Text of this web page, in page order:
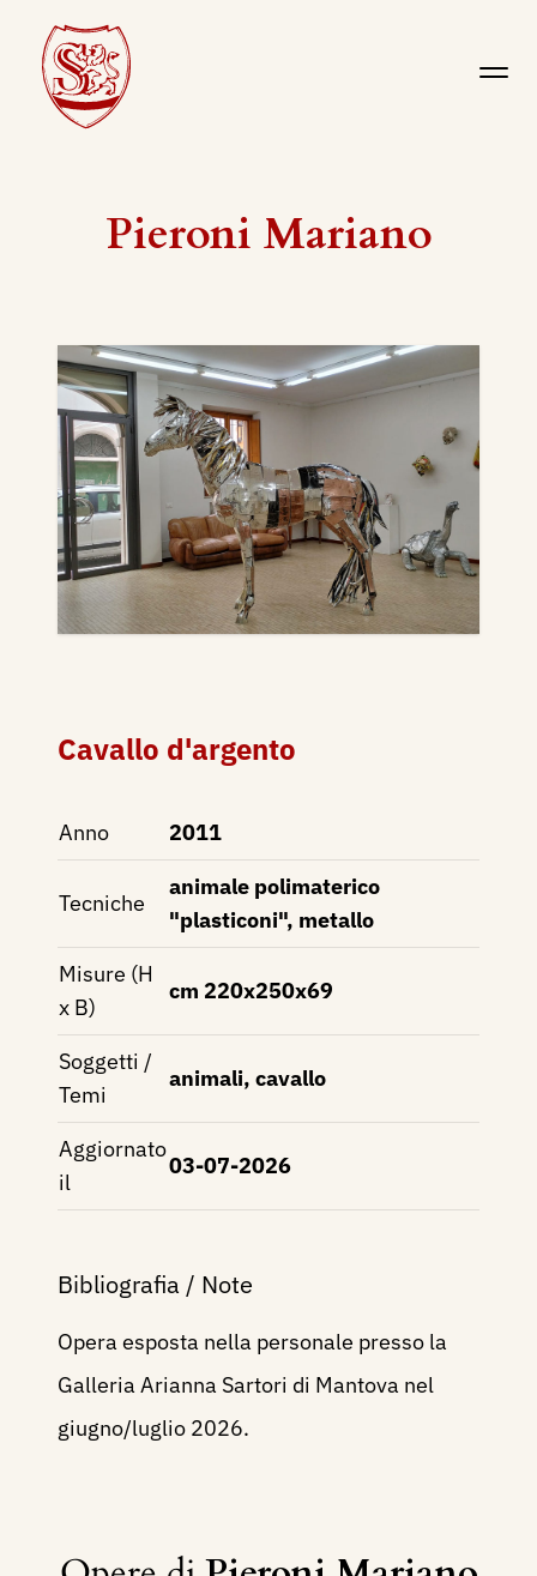
Pieroni Mariano
Cavallo d'argento
Anno 2011
Tecniche
animale polimaterico
"plasticoni", metallo
Misure (H
x B)
cm 220x250x69
Soggetti /
Temi
animali, cavallo
Aggiornato
il
03-07-2026
Bibliografia / Note
Opera esposta nella personale presso la
Galleria Arianna Sartori di Mantova nel
giugno/luglio 2026.